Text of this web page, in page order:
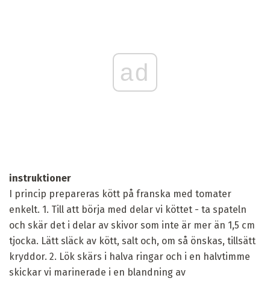
ad
instruktioner
I princip prepareras kött på franska med tomater
enkelt. 1. Till att börja med delar vi köttet - ta spateln
och skär det i delar av skivor som inte är mer än 1,5 cm
tjocka. Lätt släck av kött, salt och, om så önskas, tillsätt
kryddor. 2. Lök skärs i halva ringar och i en halvtimme
skickar vi marinerade i en blandning av